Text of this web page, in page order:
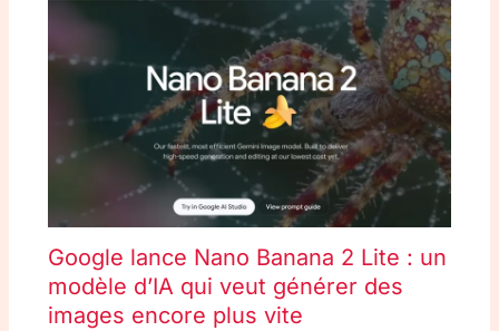
Google lance Nano Banana 2 Lite : un
modèle d’IA qui veut générer des
images encore plus vite